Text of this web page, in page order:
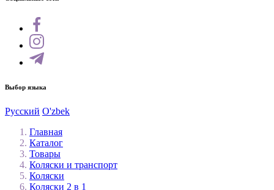
Выбор языка
Русский O'zbek
Главная
Каталог
Товары
Коляски и транспорт
Коляски
Коляски 2 в 1